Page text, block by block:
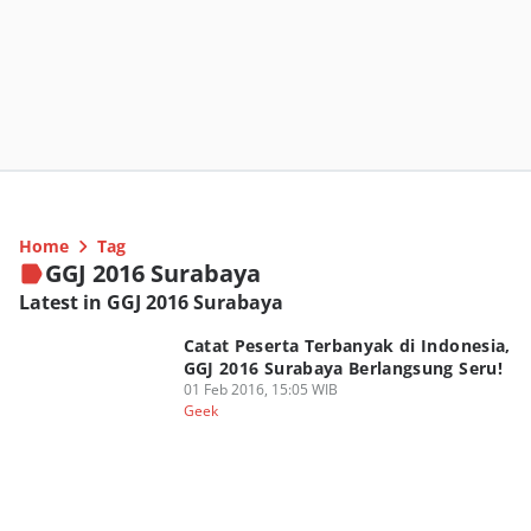
Home Tag
GGJ 2016 Surabaya
Latest in GGJ 2016 Surabaya
Catat Peserta Terbanyak di Indonesia,
GGJ 2016 Surabaya Berlangsung Seru!
01 Feb 2016, 15:05 WIB
Geek